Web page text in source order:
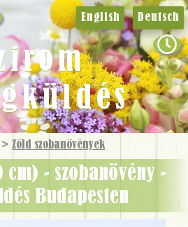
>Zöld szobanövények
Budapesten
English Deutsch